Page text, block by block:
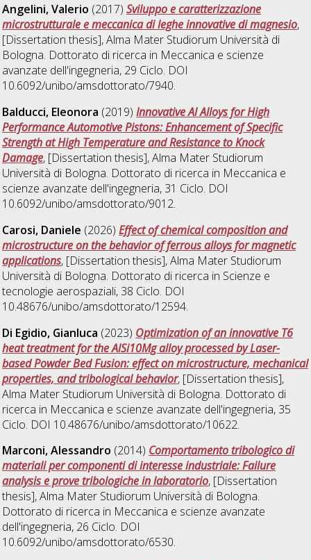
Angelini, Valerio (2017)Sviluppo e caratterizzazione
microstrutturale e meccanica di leghe innovative di magnesio,
[Dissertation thesis], Alma Mater Studiorum Università di
Bologna. Dottorato di ricerca in Meccanica e scienze
avanzate dell'ingegneria, 29 Ciclo. DOI
10.6092/unibo/amsdottorato/7940.
Balducci, Eleonora (2019)Innovative Al Alloys for High
Performance Automotive Pistons: Enhancement of Specific
Strength at High Temperature and Resistance to Knock
Damage, [Dissertation thesis], Alma Mater Studiorum
Università di Bologna. Dottorato di ricerca in Meccanica e
scienze avanzate dell'ingegneria, 31 Ciclo. DOI
10.6092/unibo/amsdottorato/9012.
Carosi, Daniele (2026)Effect of chemical composition and
microstructure on the behavior of ferrous alloys for magnetic
applications, [Dissertation thesis], Alma Mater Studiorum
Università di Bologna. Dottorato di ricerca in Scienze e
tecnologie aerospaziali, 38 Ciclo. DOI
10.48676/unibo/amsdottorato/12594.
Di Egidio, Gianluca (2023) Optimization of an innovative T6
heat treatment for the AlSi10Mg alloy processed by Laser-
based Powder Bed Fusion: effect on microstructure, mechanical
properties, and tribological behavior, [Dissertation thesis],
Alma Mater Studiorum Università di Bologna. Dottorato di
ricerca in Meccanica e scienze avanzate dell'ingegneria, 35
Ciclo. DOI 10.48676/unibo/amsdottorato/10622.
Marconi, Alessandro (2014) Comportamento tribologico di
materiali per componenti di interesse industriale: Failure
analysis e prove tribologiche in laboratorio, [Dissertation
thesis], Alma Mater Studiorum Università di Bologna.
Dottorato di ricerca in Meccanica e scienze avanzate
dell'ingegneria, 26 Ciclo. DOI
10.6092/unibo/amsdottorato/6530.